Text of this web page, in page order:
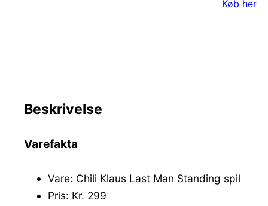
Køb her
Beskrivelse
Varefakta
Vare: Chili Klaus Last Man Standing spil
Pris: Kr. 299